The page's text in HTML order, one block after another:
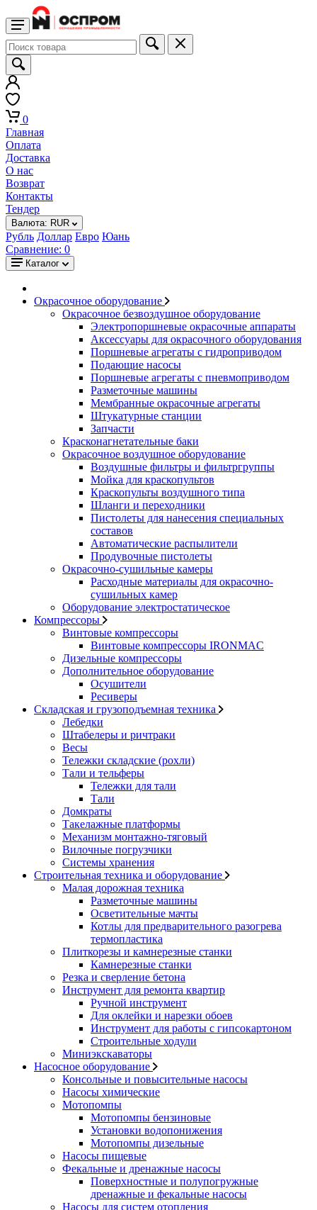
0
Главная
Оплата
Доставка
О нас
Возврат
Контакты
Тендер
Валюта: RUR
Рубль Доллар Евро Юань
Сравнение: 0
Каталог
Окрасочное оборудование
Окрасочное безвоздушное оборудование
Электропоршневые окрасочные аппараты
Аксессуары для окрасочного оборудования
Поршневые агрегаты с гидроприводом
Подающие насосы
Поршневые агрегаты с пневмоприводом
Разметочные машины
Мембранные окрасочные агрегаты
Штукатурные станции
Запчасти
Красконагнетательные баки
Окрасочное воздушное оборудование
Воздушные фильтры и фильтргруппы
Мойка для краскопультов
Краскопульты воздушного типа
Шланги и переходники
Пистолеты для нанесения специальных
составов
Автоматические распылители
Продувочные пистолеты
Окрасочно-сушильные камеры
Расходные материалы для окрасочно-
сушильных камер
Оборудование электростатическое
Компрессоры
Винтовые компрессоры
Винтовые компрессоры IRONMAC
Дизельные компрессоры
Дополнительное оборудование
Осушители
Ресиверы
Складская и грузоподъемная техника
Лебедки
Штабелеры и ричтраки
Весы
Тележки складские (рохли)
Тали и тельферы
Тележки для тали
Тали
Домкраты
Такелажные платформы
Механизм монтажно-тяговый
Вилочные погрузчики
Системы хранения
Строительная техника и оборудование
Малая дорожная техника
Разметочные машины
Осветительные мачты
Котлы для предварительного разогрева
термопластика
Плиткорезы и камнерезные станки
Камнерезные станки
Резка и сверление бетона
Инструмент для ремонта квартир
Ручной инструмент
Для оклейки и нарезки обоев
Инструмент для работы с гипсокартоном
Строительные ходули
Миниэкскаваторы
Насосное оборудование
Консольные и повысительные насосы
Насосы химические
Мотопомпы
Мотопомпы бензиновые
Установки водопонижения
Мотопомпы дизельные
Насосы пищевые
Фекальные и дренажные насосы
Поверхностные и полупогружные
дренажные и фекальные насосы
Насосы для систем отопления